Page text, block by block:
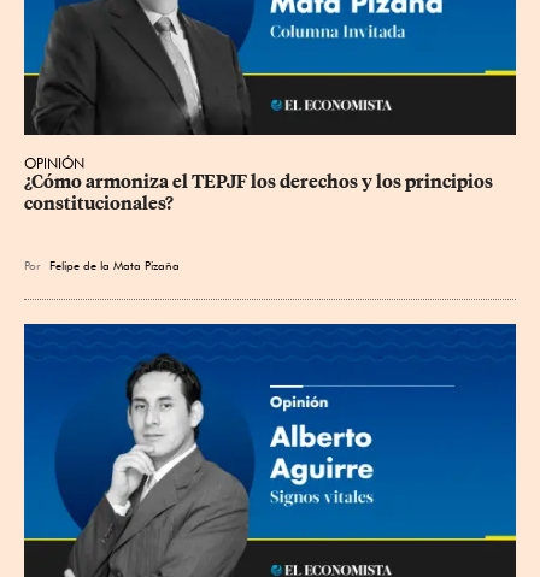
OPINIÓN
¿Cómo armoniza el TEPJF los derechos y los principios
constitucionales?
Por Felipe de la Mata Pizaña